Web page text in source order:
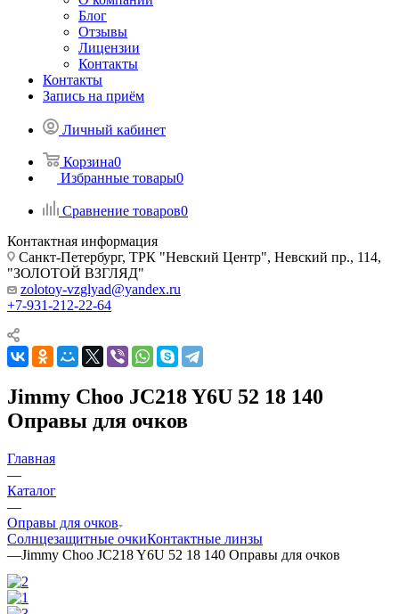
Блог
Отзывы
Лицензии
Контакты
Контакты
Запись на приём
Личный кабинет
Корзина0
Избранные товары0
Сравнение товаров0
Контактная информация
Санкт-Петербург, ТРК "Невский Центр", Невский пр., 114,
"ЗОЛОТОЙ ВЗГЛЯД"
zolotoy-vzglyad@yandex.ru
+7-931-212-22-64
Jimmy Choo JC218 Y6U 52 18 140
Оправы для очков
Главная
—
Каталог
—
Оправы для очков
Солнцезащитные очкиКонтактные линзы
—Jimmy Choo JC218 Y6U 52 18 140 Оправы для очков